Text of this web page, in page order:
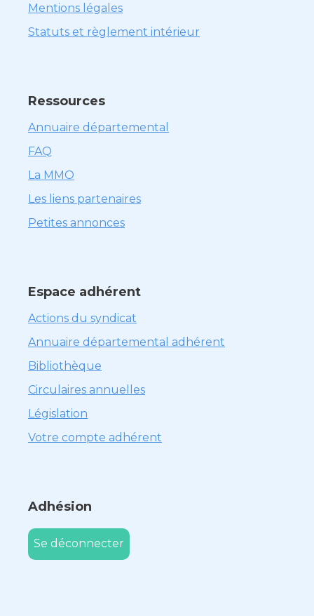
Mentions légales
Statuts et règlement intérieur
Ressources
Annuaire départemental
FAQ
La MMO
Les liens partenaires
Petites annonces
Espace adhérent
Actions du syndicat
Annuaire départemental adhérent
Bibliothèque
Circulaires annuelles
Législation
Votre compte adhérent
Adhésion
Se déconnecter